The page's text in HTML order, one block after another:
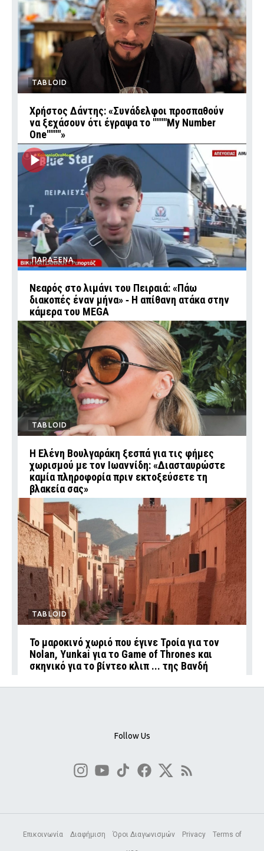
TABLOID
Χρήστος Δάντης: «Συνάδελφοι προσπαθούν
να ξεχάσουν ότι έγραψα το """"My Number
One""""»
ΠΑΡΑΞΕΝΑ
Νεαρός στο λιμάνι του Πειραιά: «Πάω
διακοπές έναν μήνα» ‑ Η απίθανη ατάκα στην
κάμερα του MEGA
TABLOID
Η Ελένη Βουλγαράκη ξεσπά για τις φήμες
χωρισμού με τον Ιωαννίδη: «Διασταυρώστε
καμία πληροφορία πριν εκτοξεύσετε τη
βλακεία σας»
TABLOID
Το μαροκινό χωριό που έγινε Τροία για τον
Nolan, Yunkai για το Game of Thrones και
σκηνικό για το βίντεο κλιπ ... της Βανδή
Follow Us
Επικοινωνία Διαφήμιση Όροι Διαγωνισμών Privacy Terms of